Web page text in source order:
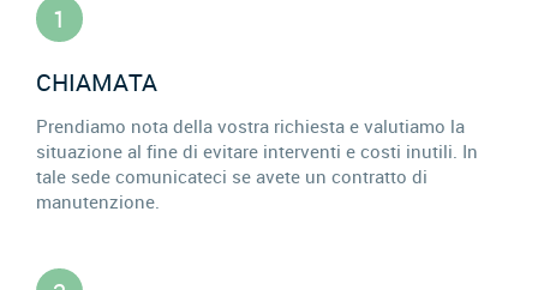
1
CHIAMATA
Prendiamo nota della vostra richiesta e valutiamo la
situazione al fine di evitare interventi e costi inutili. In
tale sede comunicateci se avete un contratto di
manutenzione.